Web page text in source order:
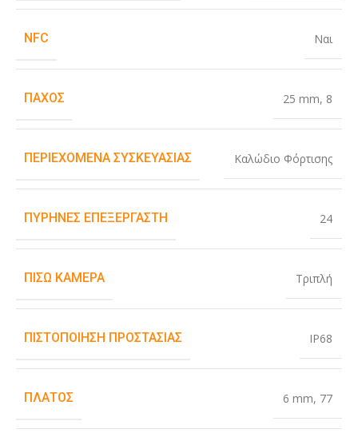
NFC Ναι
ΠΆΧΟΣ 25 mm, 8
ΠΕΡΙΕΧΌΜΕΝΑ ΣΥΣΚΕΥΑΣΊΑΣ Καλώδιο Φόρτισης
ΠΥΡΉΝΕΣ ΕΠΕΞΕΡΓΑΣΤΉ 24
ΠΊΣΩ ΚΆΜΕΡΑ Τριπλή
ΠΙΣΤΟΠΟΊΗΣΗ ΠΡΟΣΤΑΣΊΑΣ IP68
ΠΛΆΤΟΣ 6 mm, 77